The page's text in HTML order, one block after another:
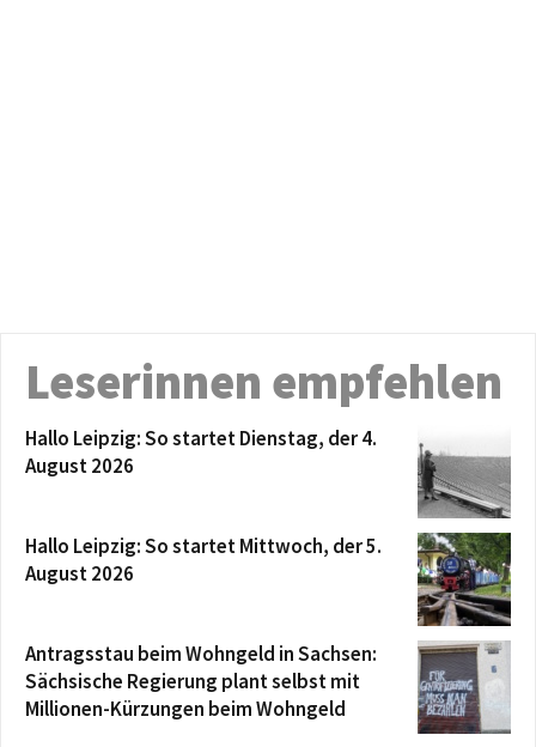
Leserinnen empfehlen
Hallo Leipzig: So startet Dienstag, der 4.
August 2026
Hallo Leipzig: So startet Mittwoch, der 5.
August 2026
Antragsstau beim Wohngeld in Sachsen:
Sächsische Regierung plant selbst mit
Millionen-Kürzungen beim Wohngeld